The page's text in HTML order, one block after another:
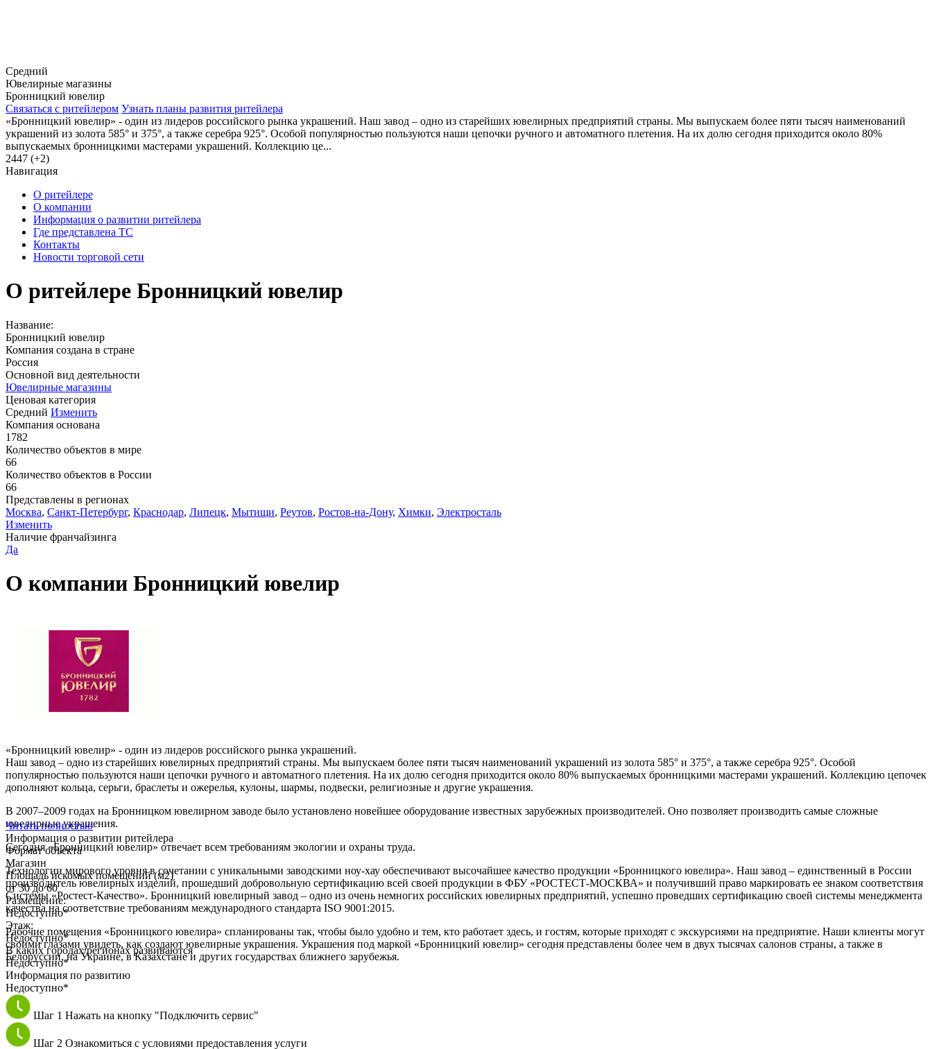
Средний
Ювелирные магазины
Бронницкий ювелир
Связаться с ритейлером Узнать планы развития ритейлера
«Бронницкий ювелир» - один из лидеров российского рынка украшений. Наш завод – одно из старейших ювелирных предприятий страны. Мы выпускаем более пяти тысяч наименований
украшений из золота 585° и 375°, а также серебра 925°. Особой популярностью пользуются наши цепочки ручного и автоматного плетения. На их долю сегодня приходится около 80%
выпускаемых бронницкими мастерами украшений. Коллекцию це...
2447 (+2)
Навигация
О ритейлере
О компании
Информация о развитии ритейлера
Где представлена ТС
Контакты
Новости торговой сети
О ритейлере Бронницкий ювелир
Название:
Бронницкий ювелир
Компания создана в стране
Россия
Основной вид деятельности
Ювелирные магазины
Ценовая категория
Средний Изменить
Компания основана
1782
Количество объектов в мире
66
Количество объектов в России
66
Представлены в регионах
Москва, Санкт-Петербург, Краснодар, Липецк, Мытищи, Реутов, Ростов-на-Дону, Химки, Электросталь
Изменить
Наличие франчайзинга
Да
О компании Бронницкий ювелир
«Бронницкий ювелир» - один из лидеров российского рынка украшений.
Наш завод – одно из старейших ювелирных предприятий страны. Мы выпускаем более пяти тысяч наименований украшений из золота 585° и 375°, а также серебра 925°. Особой
популярностью пользуются наши цепочки ручного и автоматного плетения. На их долю сегодня приходится около 80% выпускаемых бронницкими мастерами украшений. Коллекцию цепочек
дополняют кольца, серьги, браслеты и ожерелья, кулоны, шармы, подвески, религиозные и другие украшения.
В 2007–2009 годах на Бронницком ювелирном заводе было установлено новейшее оборудование известных зарубежных производителей. Оно позволяет производить самые сложные
ювелирные украшения.
Сегодня «Бронницкий ювелир» отвечает всем требованиям экологии и охраны труда.
Технологии мирового уровня в сочетании с уникальными заводскими ноу-хау обеспечивают высочайшее качество продукции «Бронницкого ювелира». Наш завод – единственный в России
производитель ювелирных изделий, прошедший добровольную сертификацию всей своей продукции в ФБУ «РОСТЕСТ-МОСКВА» и получивший право маркировать ее знаком соответствия
Системы «Ростест-Качество». Бронницкий ювелирный завод – одно из очень немногих российских ювелирных предприятий, успешно проведших сертификацию своей системы менеджмента
качества на соответствие требованиям международного стандарта ISO 9001:2015.
Рабочие помещения «Бронницкого ювелира» спланированы так, чтобы было удобно и тем, кто работает здесь, и гостям, которые приходят с экскурсиями на предприятие. Наши клиенты могут
своими глазами увидеть, как создают ювелирные украшения. Украшения под маркой «Бронницкий ювелир» сегодня представлены более чем в двух тысячах салонов страны, а также в
Белоруссии, на Украине, в Казахстане и других государствах ближнего зарубежья.
Читать полностью
Информация о развитии ритейлера
Формат объекта
Магазин
Площадь искомых помещений (м2)
от 30 до 60
Размещение:
Недоступно*
Этаж:
Недоступно*
В каких городах/регионах развиваются
Недоступно*
Информация по развитию
Недоступно*
Шаг 1 Нажать на кнопку "Подключить сервис"
Шаг 2 Ознакомиться с условиями предоставления услуги